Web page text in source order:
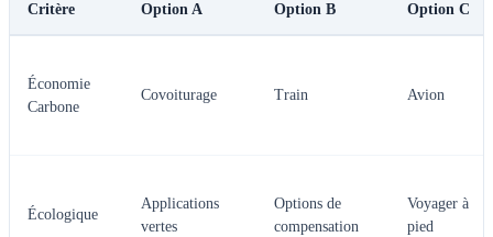
Critère Option A Option B Option C
Économie
Carbone
Covoiturage Train Avion
Écologique
Applications
vertes
Options de
compensation
Voyager à
pied